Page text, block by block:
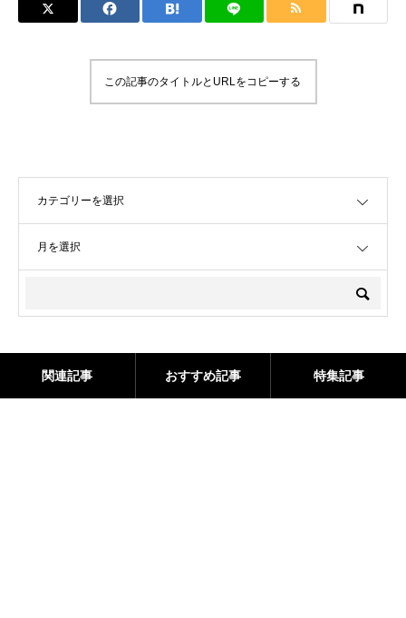
この記事のタイトルとURLをコピーする
関連記事 おすすめ記事 特集記事